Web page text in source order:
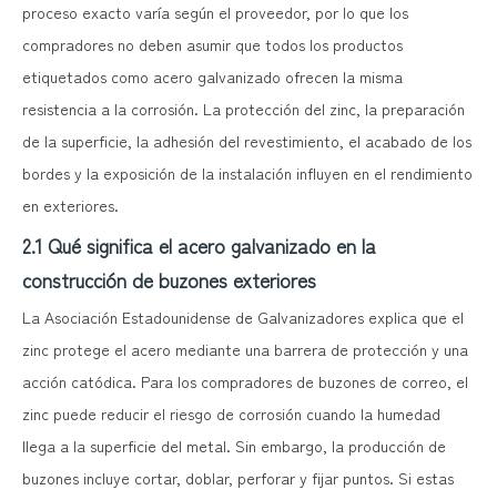
proceso exacto varía según el proveedor, por lo que los
compradores no deben asumir que todos los productos
etiquetados como acero galvanizado ofrecen la misma
resistencia a la corrosión. La protección del zinc, la preparación
de la superficie, la adhesión del revestimiento, el acabado de los
bordes y la exposición de la instalación influyen en el rendimiento
en exteriores.
2.1 Qué significa el acero galvanizado en la
construcción de buzones exteriores
La Asociación Estadounidense de Galvanizadores explica que el
zinc protege el acero mediante una barrera de protección y una
acción catódica. Para los compradores de buzones de correo, el
zinc puede reducir el riesgo de corrosión cuando la humedad
llega a la superficie del metal. Sin embargo, la producción de
buzones incluye cortar, doblar, perforar y fijar puntos. Si estas